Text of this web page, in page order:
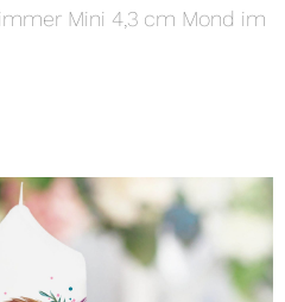
Mini 4,3 cm Mond im